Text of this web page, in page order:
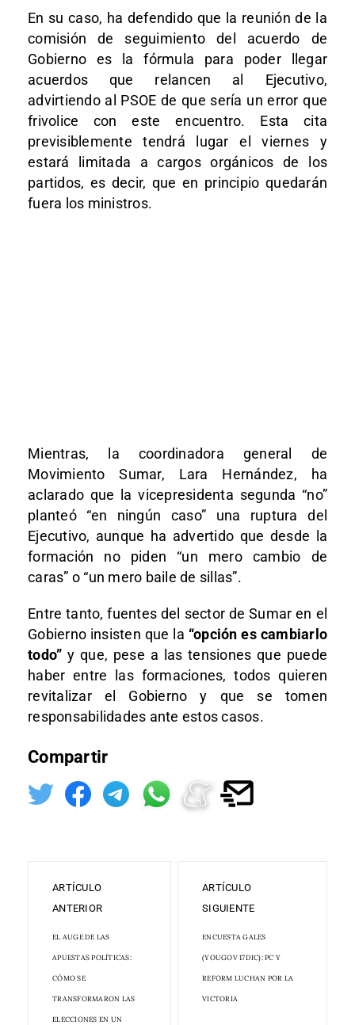
En su caso, ha defendido que la reunión de la
comisión de seguimiento del acuerdo de
Gobierno es la fórmula para poder llegar
acuerdos que relancen al Ejecutivo,
advirtiendo al PSOE de que sería un error que
frivolice con este encuentro. Esta cita
previsiblemente tendrá lugar el viernes y
estará limitada a cargos orgánicos de los
partidos, es decir, que en principio quedarán
fuera los ministros.
Mientras, la coordinadora general de
Movimiento Sumar, Lara Hernández, ha
aclarado que la vicepresidenta segunda “no”
planteó “en ningún caso” una ruptura del
Ejecutivo, aunque ha advertido que desde la
formación no piden “un mero cambio de
caras” o “un mero baile de sillas”.
Entre tanto, fuentes del sector de Sumar en el
Gobierno insisten que la “opción es cambiarlo
todo” y que, pese a las tensiones que puede
haber entre las formaciones, todos quieren
revitalizar el Gobierno y que se tomen
responsabilidades ante estos casos.
Compartir
ARTÍCULO
ANTERIOR
EL AUGE DE LAS
APUESTAS POLÍTICAS:
CÓMO SE
TRANSFORMARON LAS
ELECCIONES EN UN
ARTÍCULO
SIGUIENTE
ENCUESTA GALES
(YOUGOV 17DIC): PC Y
REFORM LUCHAN POR LA
VICTORIA